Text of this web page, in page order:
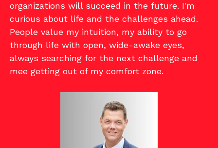
organizations will succeed in the future. I'm
curious about life and the challenges ahead.
People value my intuition, my ability to go
through life with open, wide-awake eyes,
always searching for the next challenge and
mee getting out of my comfort zone.